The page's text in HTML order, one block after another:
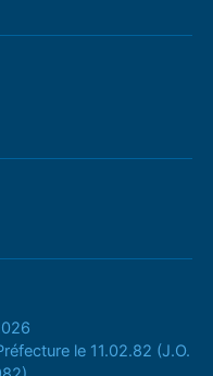
le 11.02.82 (J.O.